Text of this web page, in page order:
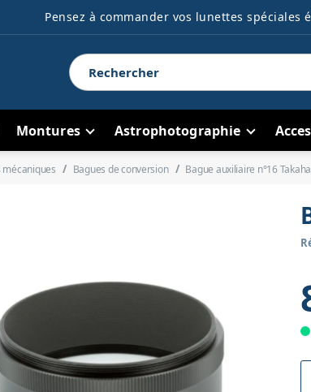
Pensez à commander vos lunettes spéciales
Montures Astrophotographie
Bagues de conversion Bague auxiliaire n°16